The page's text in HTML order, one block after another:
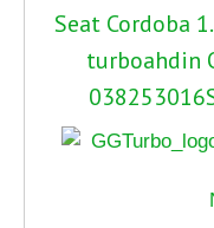
Seat Cordoba
turboahdin